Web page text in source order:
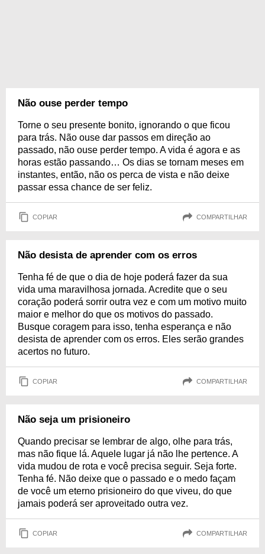
Não ouse perder tempo
Torne o seu presente bonito, ignorando o que ficou
para trás. Não ouse dar passos em direção ao
passado, não ouse perder tempo. A vida é agora e as
horas estão passando… Os dias se tornam meses em
instantes, então, não os perca de vista e não deixe
passar essa chance de ser feliz.
COPIAR COMPARTILHAR
Não desista de aprender com os erros
Tenha fé de que o dia de hoje poderá fazer da sua
vida uma maravilhosa jornada. Acredite que o seu
coração poderá sorrir outra vez e com um motivo muito
maior e melhor do que os motivos do passado.
Busque coragem para isso, tenha esperança e não
desista de aprender com os erros. Eles serão grandes
acertos no futuro.
COPIAR COMPARTILHAR
Não seja um prisioneiro
Quando precisar se lembrar de algo, olhe para trás,
mas não fique lá. Aquele lugar já não lhe pertence. A
vida mudou de rota e você precisa seguir. Seja forte.
Tenha fé. Não deixe que o passado e o medo façam
de você um eterno prisioneiro do que viveu, do que
jamais poderá ser aproveitado outra vez.
COPIAR COMPARTILHAR